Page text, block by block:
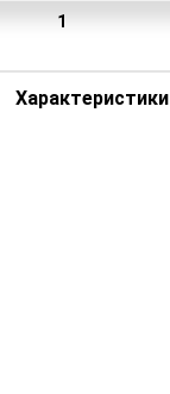
1
Характеристики